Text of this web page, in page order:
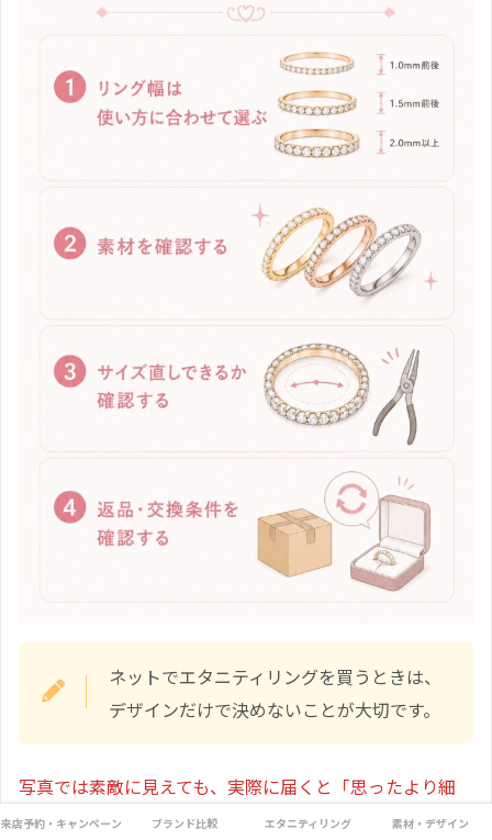
ネットでエタニティリングを買うときは、
デザインだけで決めないことが大切です。
写真では素敵に見えても、実際に届くと「思ったより細
い」「サイズが合わない」と感じることがあります。
来店予約・キャンペーン ブランド比較 エタニティリング 素材・デザイン